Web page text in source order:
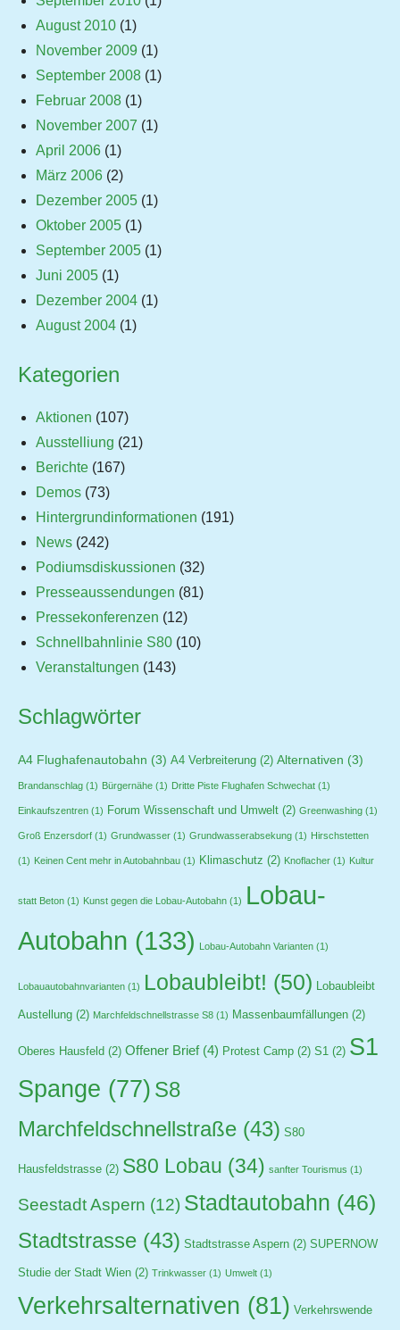
August 2010 (1)
November 2009 (1)
September 2008 (1)
Februar 2008 (1)
November 2007 (1)
April 2006 (1)
März 2006 (2)
Dezember 2005 (1)
Oktober 2005 (1)
September 2005 (1)
Juni 2005 (1)
Dezember 2004 (1)
August 2004 (1)
Kategorien
Aktionen (107)
Ausstelliung (21)
Berichte (167)
Demos (73)
Hintergrundinformationen (191)
News (242)
Podiumsdiskussionen (32)
Presseaussendungen (81)
Pressekonferenzen (12)
Schnellbahnlinie S80 (10)
Veranstaltungen (143)
Schlagwörter
A4 Flughafenautobahn (3) A4 Verbreiterung (2) Alternativen (3)
Brandanschlag (1) Bürgernähe (1) Dritte Piste Flughafen Schwechat (1)
Einkaufszentren (1) Forum Wissenschaft und Umwelt (2) Greenwashing (1)
Groß Enzersdorf (1) Grundwasser (1) Grundwasserabsekung (1) Hirschstetten
(1) Keinen Cent mehr in Autobahnbau (1) Klimaschutz (2) Knoflacher (1) Kultur
statt Beton (1) Kunst gegen die Lobau-Autobahn (1) Lobau-
Autobahn (133) Lobau-Autobahn Varianten (1)
Lobauautobahnvarianten (1) Lobaubleibt! (50) Lobaubleibt
Austellung (2) Marchfeldschnellstrasse S8 (1) Massenbaumfällungen (2)
Oberes Hausfeld (2) Offener Brief(4) Protest Camp (2) S1 (2) S1
Spange (77) S8
Marchfeldschnellstraße (43) S80
Hausfeldstrasse (2) S80 Lobau (34) sanfter Tourismus (1)
Seestadt Aspern (12) Stadtautobahn (46)
Stadtstrasse (43) Stadtstrasse Aspern (2) SUPERNOW
Studie der Stadt Wien (2) Trinkwasser (1) Umwelt (1)
Verkehrsalternativen (81) Verkehrswende